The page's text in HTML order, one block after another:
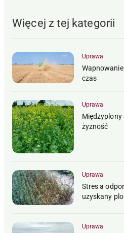
Więcej z tej kategorii
Uprawa
czas
Uprawa
Międzyplony
żyzność
Uprawa
Stres a
uzyskany
Uprawa